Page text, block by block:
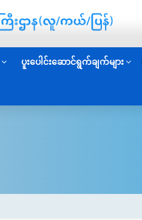
ပူးပေါင်းဆောင်ရွက်ချက်များ